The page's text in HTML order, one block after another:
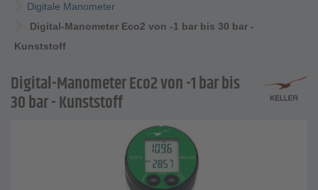
Digitale Manometer
Digital-Manometer Eco2 von -1 bar bis 30 bar -
Kunststoff
Digital-Manometer Eco2 von -1 bar bis
30 bar - Kunststoff